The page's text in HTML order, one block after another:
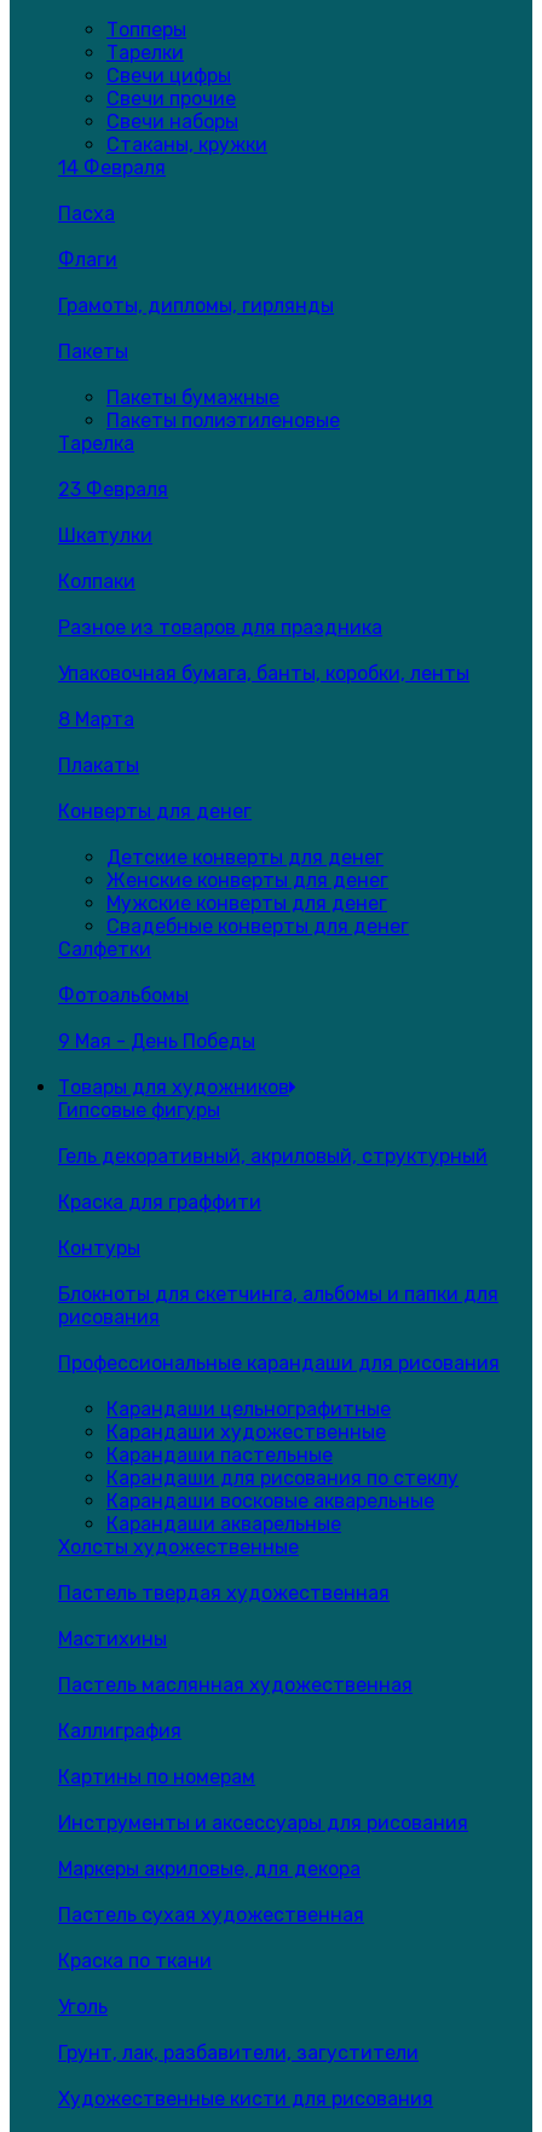
Топперы
Тарелки
Свечи цифры
Свечи прочие
Свечи наборы
Стаканы, кружки
14 Февраля
Пасха
Флаги
Грамоты, дипломы, гирлянды
Пакеты
Пакеты бумажные
Пакеты полиэтиленовые
Тарелка
23 Февраля
Шкатулки
Колпаки
Разное из товаров для праздника
Упаковочная бумага, банты, коробки, ленты
8 Марта
Плакаты
Конверты для денег
Детские конверты для денег
Женские конверты для денег
Мужские конверты для денег
Свадебные конверты для денег
Салфетки
Фотоальбомы
9 Мая - День Победы
Товары для художников
Гипсовые фигуры
Гель декоративный, акриловый, структурный
Краска для граффити
Контуры
Блокноты для скетчинга, альбомы и папки для
рисования
Профессиональные карандаши для рисования
Карандаши цельнографитные
Карандаши художественные
Карандаши пастельные
Карандаши для рисования по стеклу
Карандаши восковые акварельные
Карандаши акварельные
Холсты художественные
Пастель твердая художественная
Мастихины
Пастель маслянная художественная
Каллиграфия
Картины по номерам
Инструменты и аксессуары для рисования
Маркеры акриловые, для декора
Пастель сухая художественная
Краска по ткани
Уголь
Грунт, лак, разбавители, загустители
Художественные кисти для рисования